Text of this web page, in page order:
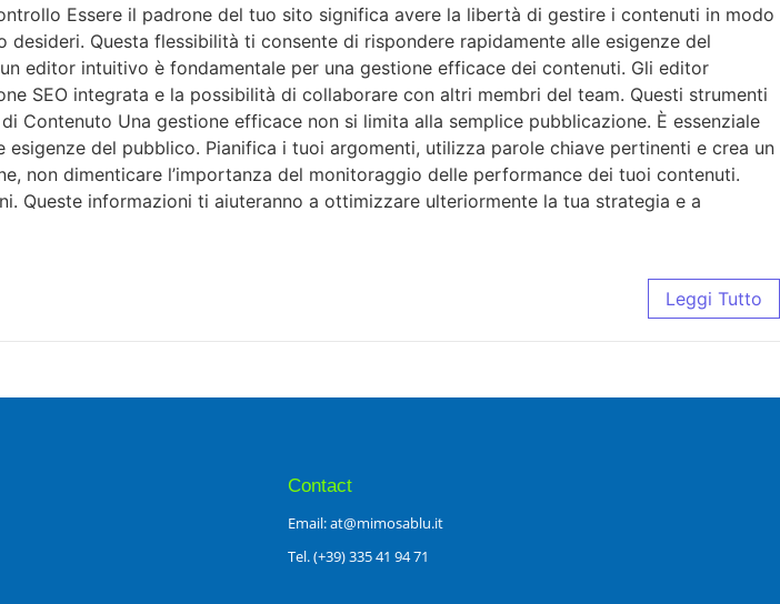
Essere il padrone del tuo sito significa avere la libertà di gestire i contenuti in modo
Questa flessibilità ti consente di rispondere rapidamente alle esigenze del
editor intuitivo è fondamentale per una gestione efficace dei contenuti. Gli editor
SEO integrata e la possibilità di collaborare con altri membri del team. Questi strumenti
Una gestione efficace non si limita alla semplice pubblicazione. È essenziale
del pubblico. Pianifica i tuoi argomenti, utilizza parole chiave pertinenti e crea un
non dimenticare l’importanza del monitoraggio delle performance dei tuoi contenuti.
informazioni ti aiuteranno a ottimizzare ulteriormente la tua strategia e a
Leggi Tutto
Contact
Email: at@mimosablu.it
Tel. (+39) 335 41 94 71